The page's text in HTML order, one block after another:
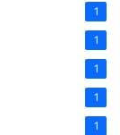
1
1
1
1
1